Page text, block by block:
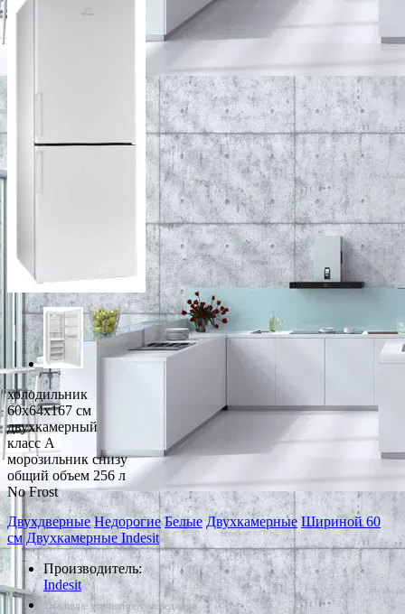
холодильник
60x64x167 см
двухкамерный
класс A
морозильник снизу
общий объем 256 л
No Frost
Двухдверные Недорогие Белые Двухкамерные Шириной 60
см Двухкамерные Indesit
Производитель:
Indesit
*Наличие уточняйте у менеджера